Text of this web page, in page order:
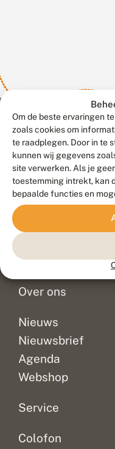
Om de beste ervaringen
zoals cookies om
te raadplegen. Door in te
kunnen wij gegevens
site verwerken. Als je
toestemming intrekt, kan
bepaalde functies en
Contact
Veelgestelde
Doneer
Over ons
Nieuws
Nieuwsbrief
Agenda
Webshop
Service
Colofon
Meld
©
Duurzaam ontwikkeld